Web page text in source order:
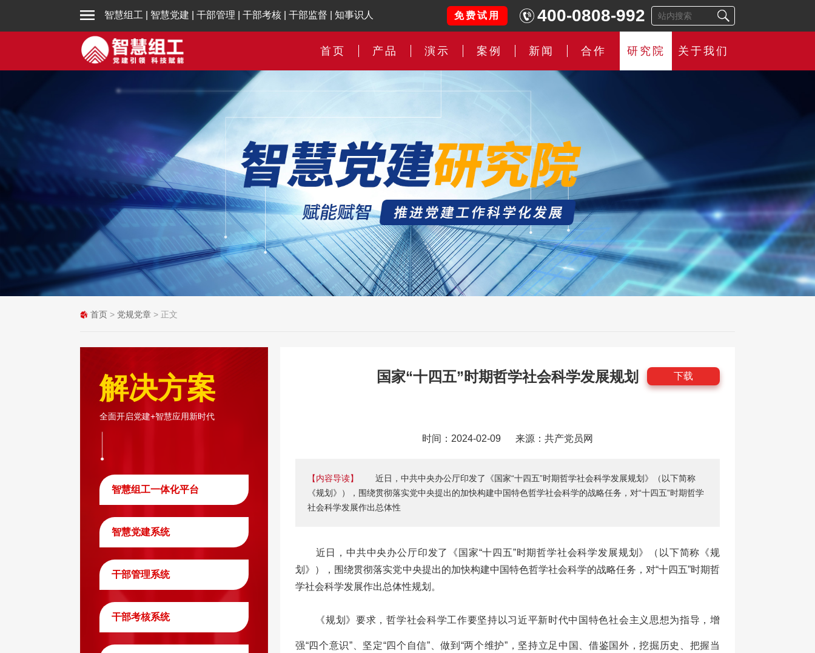
智慧组工 智慧党建 干部管理 干部考核 干部监督 知事识人 免费试用 400-0808-992
首页 产品 演示 案例 新闻 合作 研究院 关于我们
首页 > 党规党章 > 正文
解决方案
全面开启党建+智慧应用新时代
智慧组工一体化平台
智慧党建系统
干部管理系统
干部考核系统
国家“十四五”时期哲学社会科学发展规划 下载
时间：2024-02-09 来源：共产党员网
【内容导读】
近日，中共中央办公厅印发了《国家“十四五”时期哲学社会科学发展规划》（以下简称
《规划》），围绕贯彻落实党中央提出的加快构建中国特色哲学社会科学的战略任务，对“十四五”时期哲学
社会科学发展作出总体性
近日，中共中央办公厅印发了《国家“十四五”时期哲学社会科学发展规划》（以下简称《规
划》），围绕贯彻落实党中央提出的加快构建中国特色哲学社会科学的战略任务，对“十四五”时期哲
学社会科学发展作出总体性规划。
《规划》要求，哲学社会科学工作要坚持以习近平新时代中国特色社会主义思想为指导，增
强“四个意识”、坚定“四个自信”、做到“两个维护”，坚持立足中国、借鉴国外，挖掘历史、把握当